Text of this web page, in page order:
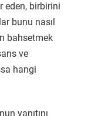
eden, birbirini
bunu nasıl
bahsetmek
ve
hangi
yanıtını